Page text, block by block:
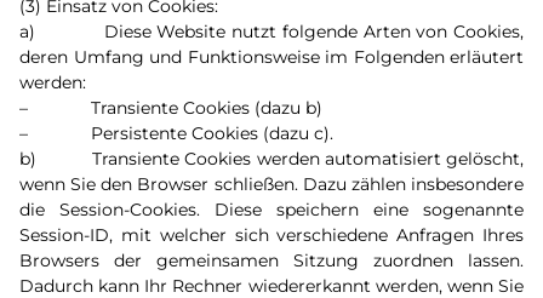
(3) Einsatz von Cookies:
a) Diese Website nutzt folgende Arten von Cookies,
deren Umfang und Funktionsweise im Folgenden erläutert
werden:
– Transiente Cookies (dazu b)
– Persistente Cookies (dazu c).
b) Transiente Cookies werden automatisiert gelöscht,
wenn Sie den Browser schließen. Dazu zählen insbesondere
die Session-Cookies. Diese speichern eine sogenannte
Session-ID, mit welcher sich verschiedene Anfragen Ihres
Browsers der gemeinsamen Sitzung zuordnen lassen.
Dadurch kann Ihr Rechner wiedererkannt werden, wenn Sie